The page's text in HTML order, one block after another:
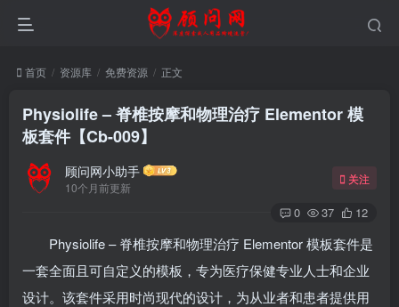
首页 资源库 免费资源 正文
Physiolife – 脊椎按摩和物理治疗 Elementor 模
板套件【Cb-009】
顾问网小助手
10个月前更新
关注
0 37 12
Physiolife – 脊椎按摩和物理治疗 Elementor 模板套件是
一套全面且可自定义的模板，专为医疗保健专业人士和企业
设计。该套件采用时尚现代的设计，为从业者和患者提供用